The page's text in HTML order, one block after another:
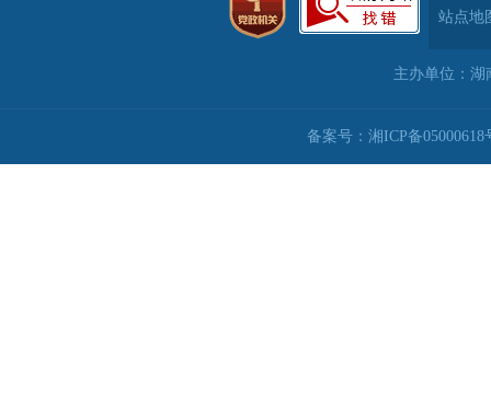
站点地
主办单位：湖
备案号：湘ICP备05000618